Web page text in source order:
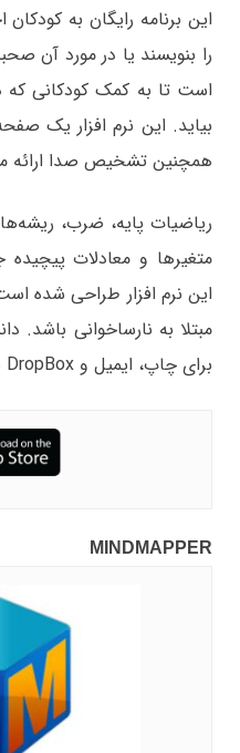
این برنامه رایگان به
را بنویسند یا در مورد آن
است تا به کمک کودکانی که
بیاید. این نرم افزار یک
همچنین تشخیص صدا ارائه
ریاضیات پایه، ضرب،
متغیرها و معادلات
این نرم افزار طراحی شده
مبتلا به نارساخوانی باشد.
برای چاپ، ایمیل و DropBox به اشتراک بگذارند.
MINDMAPPER